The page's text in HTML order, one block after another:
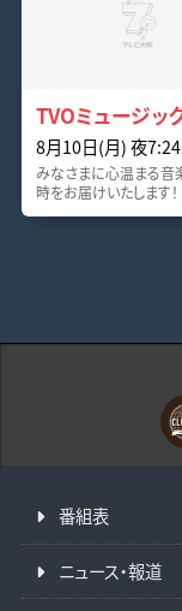
TVOミュージッ
8月10日(月) 夜
みなさまに心温まる音
時をお届けいたします！
番組表
ニュース・報道